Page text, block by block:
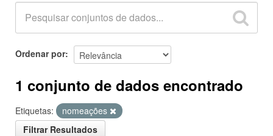
Grupos
Sobre
Ordenar por
1 conjunto de dados encontrado
Etiquetas:
nomeações
Filtrar Resultados